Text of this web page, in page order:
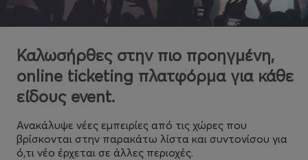
Καλωσήρθες στην πιο προηγμένη,
online ticketing πλατφόρμα για κάθε
είδους event.
Ανακάλυψε νέες εμπειρίες από τις χώρες που
βρίσκονται στην παρακάτω λίστα και συντονίσου για
ό,τι νέο έρχεται σε άλλες περιοχές.